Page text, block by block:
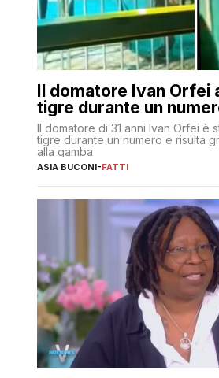
Il domatore Ivan Orfei
tigre durante un
Il domatore di 31 anni Ivan Orfei è
tigre durante un numero e risulta
alla gamba
ASIA BUCONI-FATTI